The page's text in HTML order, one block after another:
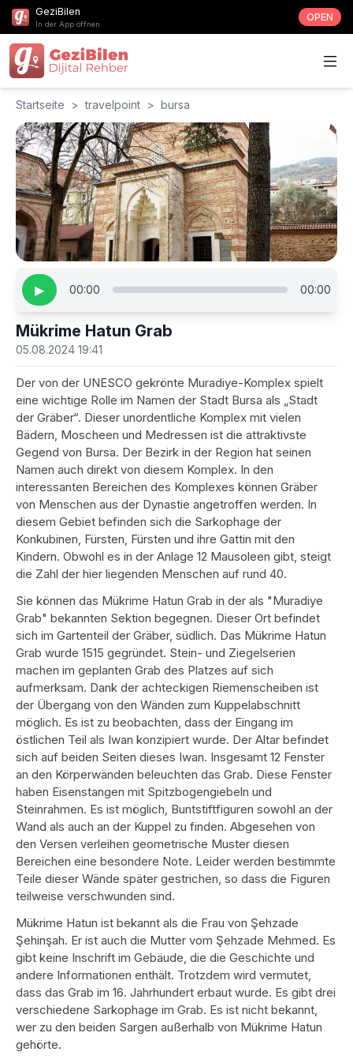
GeziBilen
In der App öffnen
OPEN
Startseite > travelpoint > bursa
▶ 00:00 00:00
Mükrime Hatun Grab
05.08.2024 19:41
Der von der UNESCO gekrönte Muradiye-Komplex spielt
eine wichtige Rolle im Namen der Stadt Bursa als „Stadt
der Gräber“. Dieser unordentliche Komplex mit vielen
Bädern, Moscheen und Medressen ist die attraktivste
Gegend von Bursa. Der Bezirk in der Region hat seinen
Namen auch direkt von diesem Komplex. In den
interessanten Bereichen des Komplexes können Gräber
von Menschen aus der Dynastie angetroffen werden. In
diesem Gebiet befinden sich die Sarkophage der
Konkubinen, Fürsten, Fürsten und ihre Gattin mit den
Kindern. Obwohl es in der Anlage 12 Mausoleen gibt, steigt
die Zahl der hier liegenden Menschen auf rund 40.
Sie können das Mükrime Hatun Grab in der als "Muradiye
Grab" bekannten Sektion begegnen. Dieser Ort befindet
sich im Gartenteil der Gräber, südlich. Das Mükrime Hatun
Grab wurde 1515 gegründet. Stein- und Ziegelserien
machen im geplanten Grab des Platzes auf sich
aufmerksam. Dank der achteckigen Riemenscheiben ist
der Übergang von den Wänden zum Kuppelabschnitt
möglich. Es ist zu beobachten, dass der Eingang im
östlichen Teil als Iwan konzipiert wurde. Der Altar befindet
sich auf beiden Seiten dieses Iwan. Insgesamt 12 Fenster
an den Körperwänden beleuchten das Grab. Diese Fenster
haben Eisenstangen mit Spitzbogengiebeln und
Steinrahmen. Es ist möglich, Buntstiftfiguren sowohl an der
Wand als auch an der Kuppel zu finden. Abgesehen von
den Versen verleihen geometrische Muster diesen
Bereichen eine besondere Note. Leider werden bestimmte
Teile dieser Wände später gestrichen, so dass die Figuren
teilweise verschwunden sind.
Mükrime Hatun ist bekannt als die Frau von Şehzade
Şehinşah. Er ist auch die Mutter vom Şehzade Mehmed. Es
gibt keine Inschrift im Gebäude, die die Geschichte und
andere Informationen enthält. Trotzdem wird vermutet,
dass das Grab im 16. Jahrhundert erbaut wurde. Es gibt drei
verschiedene Sarkophage im Grab. Es ist nicht bekannt,
wer zu den beiden Sargen außerhalb von Mükrime Hatun
gehörte.